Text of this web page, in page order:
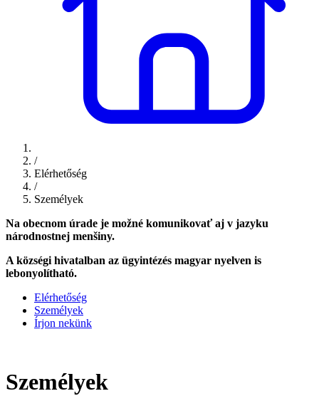
/
Elérhetőség
/
Személyek
Na obecnom úrade je možné komunikovať aj v jazyku
národnostnej menšiny.
A községi hivatalban az ügyintézés magyar nyelven is
lebonyolítható.
Elérhetőség
Személyek
Írjon nekünk
Személyek